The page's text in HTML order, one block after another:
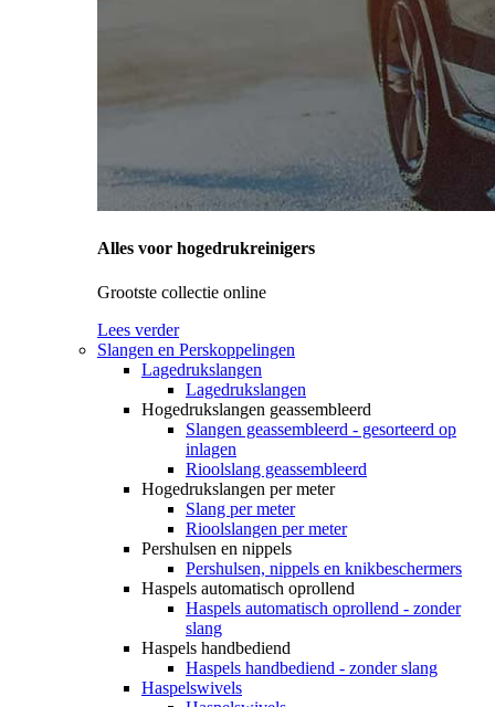
Alles voor hogedrukreinigers
Grootste collectie online
Lees verder
Slangen en Perskoppelingen
Lagedrukslangen
Lagedrukslangen
Hogedrukslangen geassembleerd
Slangen geassembleerd - gesorteerd op
inlagen
Rioolslang geassembleerd
Hogedrukslangen per meter
Slang per meter
Rioolslangen per meter
Pershulsen en nippels
Pershulsen, nippels en knikbeschermers
Haspels automatisch oprollend
Haspels automatisch oprollend - zonder
slang
Haspels handbediend
Haspels handbediend - zonder slang
Haspelswivels